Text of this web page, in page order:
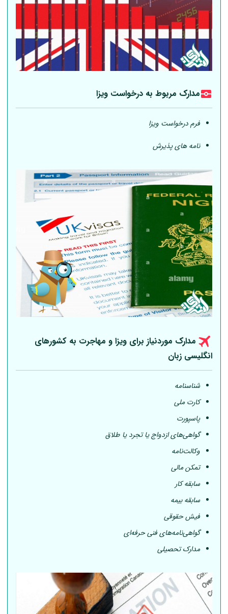
مدارک مربوط به درخواست ویزا
فرم درخواست ویزا
نامه های پذیرش
مدارک موردنیاز برای ویزا و مهاجرت به کشورهای
انگلیسی زبان
شناسنامه
کارت ملی
پاسپورت
گواهی‌های ازدواج یا تجرد یا طلاق
وکالت‌نامه
تمکن مالی
سابقه کار
سابقه بیمه
فیش حقوقی
گواهی‌نامه‌های فنی حرفه‌ای
مدارک تحصیلی